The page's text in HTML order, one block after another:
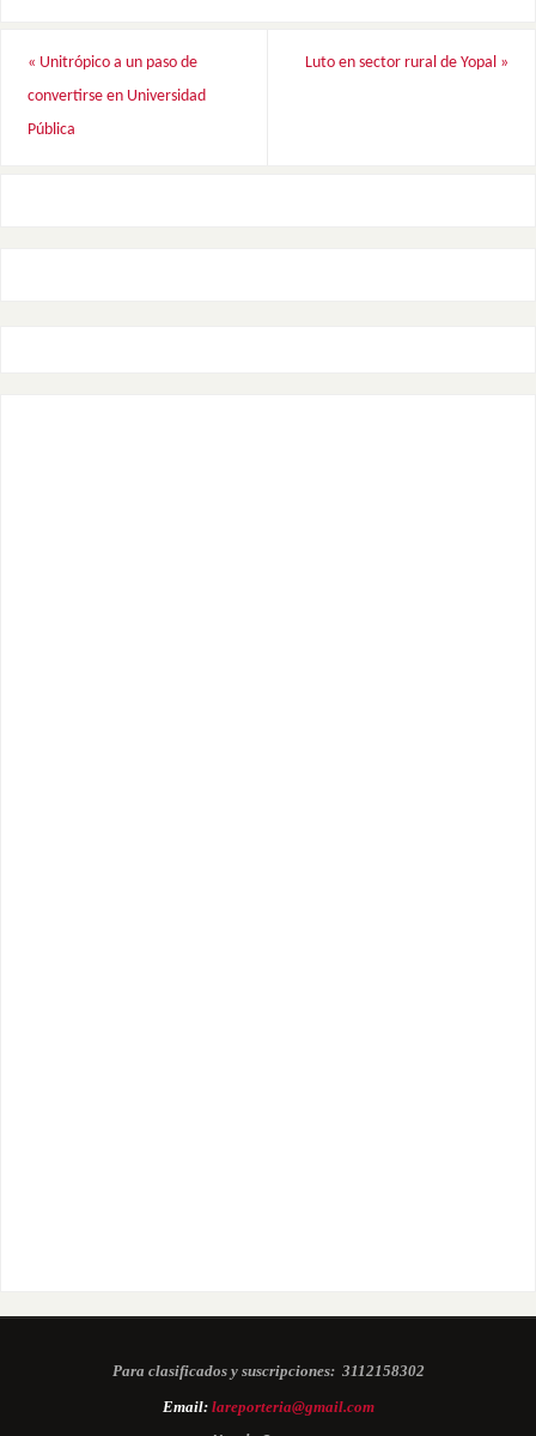
« Unitrópico a un paso de
convertirse en Universidad
Pública
Luto en sector rural de Yopal »
Para clasificados y suscripciones: 3112158302
Email: lareporteria@gmail.com